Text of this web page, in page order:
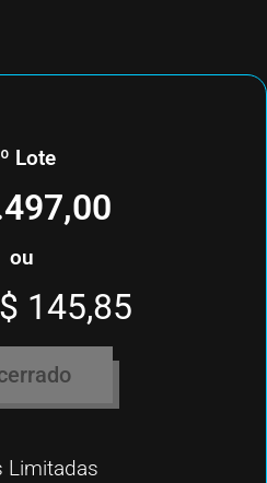
Lote
ou
145,85
Limitadas